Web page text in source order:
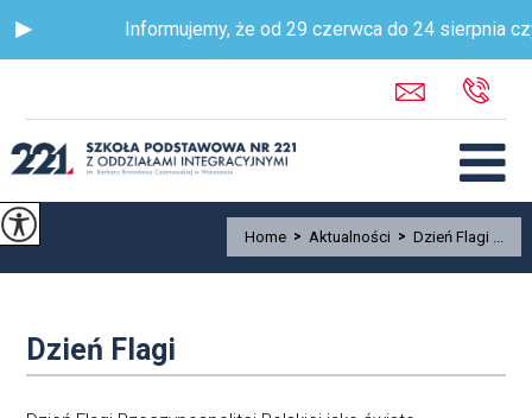
Informujemy, że od 29 czerwca do 24 sierpnia
Home > Aktualności > Dzień Flagi ...
Dzień Flagi